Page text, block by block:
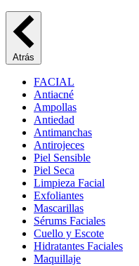
Atrás
FACIAL
Antiacné
Ampollas
Antiedad
Antimanchas
Antirojeces
Piel Sensible
Piel Seca
Limpieza Facial
Exfoliantes
Mascarillas
Sérums Faciales
Cuello y Escote
Hidratantes Faciales
Maquillaje